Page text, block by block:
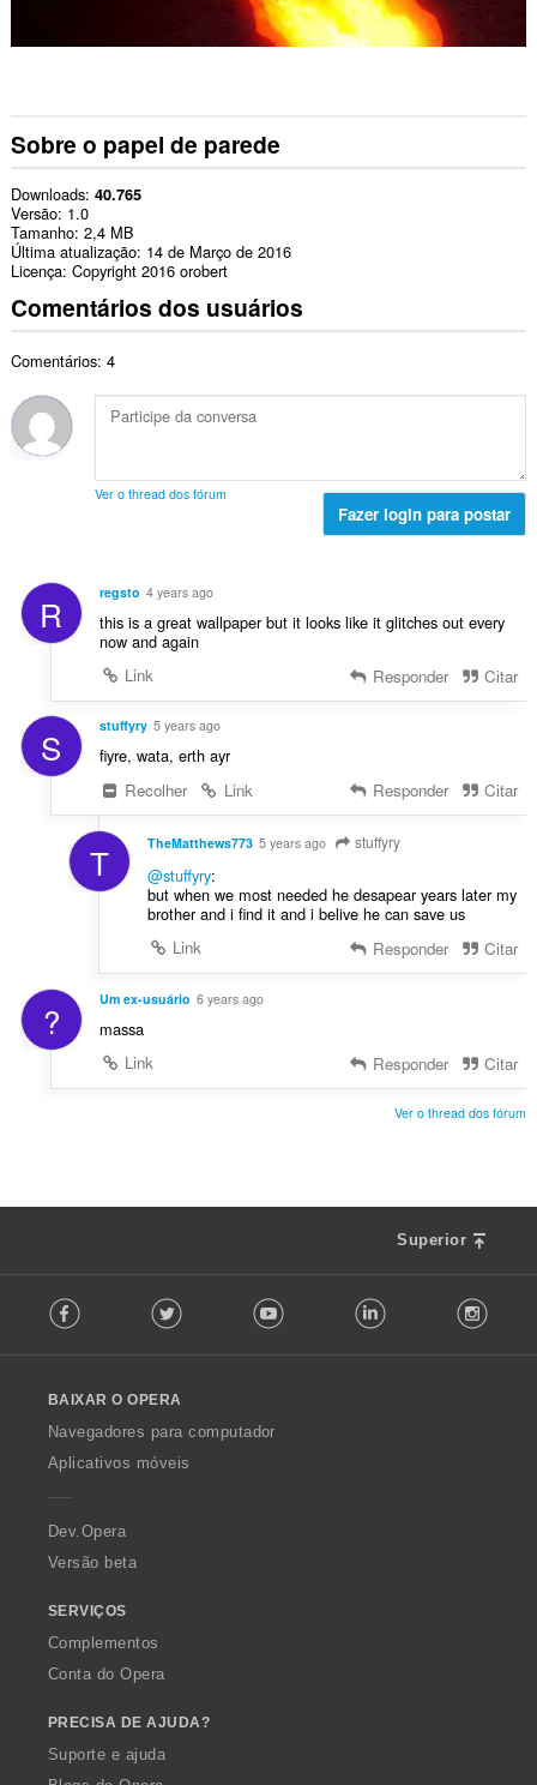
Sobre o papel de parede
Downloads 40.765
Versão 1.0
Tamanho 2,4 MB
Última atualização 14 de Março de 2016
Licença Copyright 2016 orobert
Comentários dos usuários
Comentários: 4
Ver o thread dos fórum
Fazer login para postar
R regsto 4 years ago
this is a great wallpaper but it looks like it glitches out every
now and again
Link
Responder Citar
S stuffyry 5 years ago
fiyre, wata, erth ayr
Recolher
Link Responder Citar
T TheMatthews773 5 years ago stuffyry
@stuffyry:
but when we most needed he desapear years later my
brother and i find it and i belive he can save us
Link
Responder Citar
? Um ex-usuário 6 years ago
massa
Link
Responder Citar
Ver o thread dos fórum
Superior
o
w
O
p
a
Facebook Twitter Youtube LinkedIn
BAIXAR O OPERA
Navegadores para computador
Aplicativos móveis
Dev.Opera
Versão beta
SERVIÇOS
Complementos
Conta do Opera
PRECISA DE AJUDA?
Suporte e ajuda